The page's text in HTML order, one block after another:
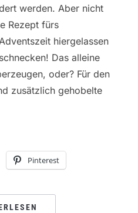
werden. Aber nicht
Rezept fürs
hiergelassen
Das alleine
oder? Für den
zusätzlich gehobelte
Pinterest